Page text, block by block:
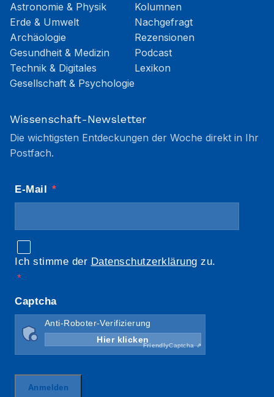
Astronomie & Physik
Erde & Umwelt
Archäologie
Gesundheit & Medizin
Technik & Digitales
Gesellschaft & Psychologie
Kolumnen
Nachgefragt
Rezensionen
Podcast
Lexikon
Wissenschaft-Newsletter
Die wichtigsten Entdeckungen der Woche direkt in Ihr
Postfach.